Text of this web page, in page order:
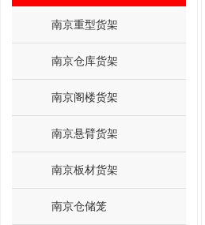
南京重型货架
南京仓库货架
南京阁楼货架
南京悬臂货架
南京板材货架
南京仓储笼